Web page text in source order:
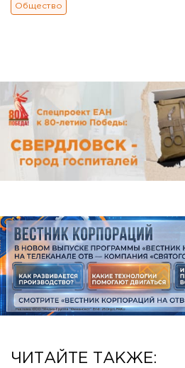
Общество
ЧИТАЙТЕ ТАКЖЕ: